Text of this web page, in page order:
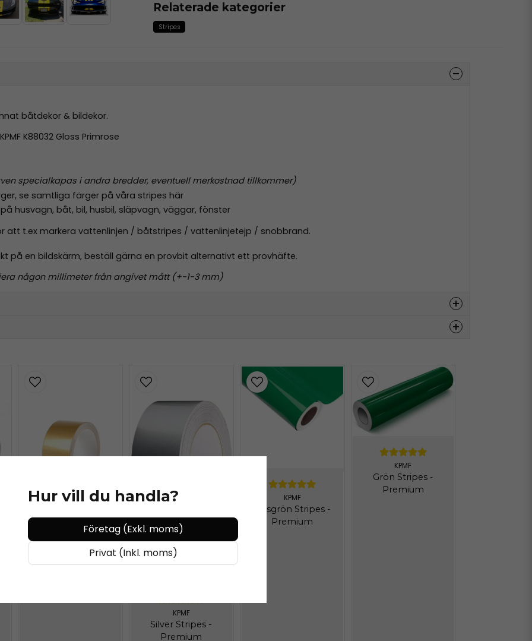
Relaterade kategorier
Stripes
båtdekor & bildekor.
KPMF K88032 Gloss Primrose
specialkapas i andra bredder, eventuell merkostnad tillkommer)
se samtliga färger på våra stripes här
husvagn, båt, bil, husbil, släpvagn, väggar, fönster
att t.ex markera vattenlinjen / båtstripes / vattenlinjetejp / snobbrand.
på en bildskärm, beställ gärna en provbit alternativt ett provhäfte.
någon millimeter från angivet mått (+-1-3 mm)
Hämta
KPMF
KPMF
Silver Stripes -
Premium
KPMF
Ljusgrön Stripes -
Premium
KPMF
Grön Stripes -
Premium
Hur vill du handla?
Företag (Exkl. moms)
Privat (Inkl. moms)